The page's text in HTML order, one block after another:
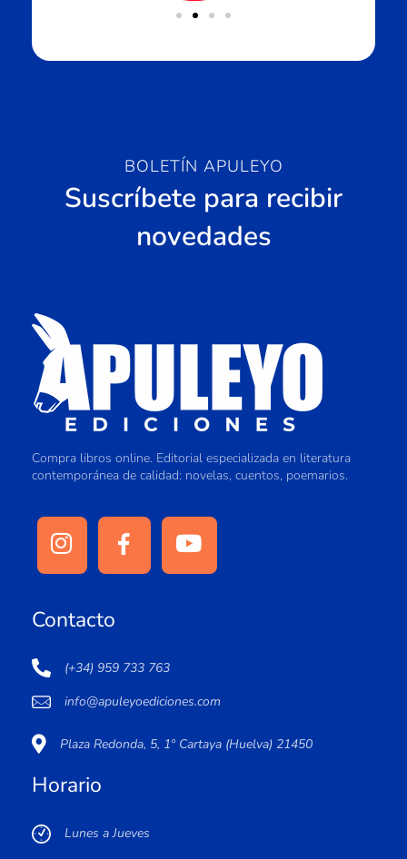
BOLETÍN APULEYO
Suscríbete para recibir
novedades
Compra libros online. Editorial especializada en literatura
contemporánea de calidad: novelas, cuentos, poemarios.
Contacto
(+34) 959 733 763
info@apuleyoediciones.com
Plaza Redonda, 5, 1º Cartaya (Huelva) 21450
Horario
Lunes a Jueves